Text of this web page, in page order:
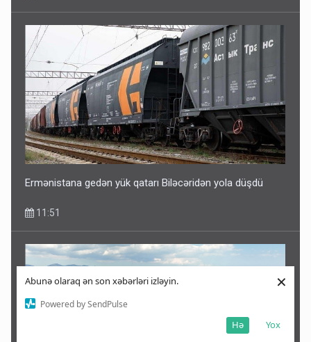
Abunə olaraq ən son xəbərləri izləyin.
Powered by SendPulse
Yox
Hə
×
Ermənistana gedən yük qatarı Biləcəridən yola düşdü
11:51